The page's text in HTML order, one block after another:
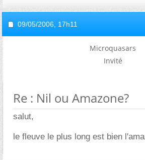
09/05/2006, 17h11
Microquasars
Invité
Re : Nil ou Amazone?
salut,
le fleuve le plus long est bien